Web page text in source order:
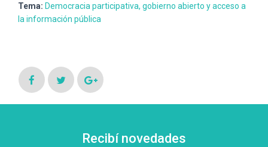
Tema: Democracia participativa, gobierno abierto y acceso a
la información pública
Recibí novedades